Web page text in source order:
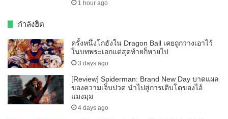
1 hour ago
กำลังฮิต
ครั้งหนึ่งโกฮังใน Dragon Ball เคยถูกวางเอาไว้
ในบทพระเอกแต่สุดท้ายก็หายไป
3 days ago
[Review] Spiderman: Brand New Day บาดแผล
ของความเจ็บปวด นำไปสู่การเติบโตของไอ้
แมงมุม
4 days ago